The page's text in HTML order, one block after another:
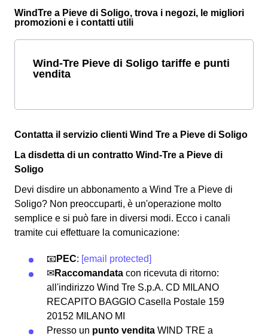
WindTre a Pieve di Soligo, trova i negozi, le migliori
promozioni e i contatti utili
Wind-Tre Pieve di Soligo tariffe e punti
vendita
Contatta il servizio clienti Wind Tre a Pieve di Soligo
La disdetta di un contratto Wind-Tre a Pieve di
Soligo
Devi disdire un abbonamento a Wind Tre a Pieve di
Soligo? Non preoccuparti, è un'operazione molto
semplice e si può fare in diversi modi. Ecco i canali
tramite cui effettuare la comunicazione:
📧 PEC: [email protected]
✉Raccomandata con ricevuta di ritorno:
all'indirizzo Wind Tre S.p.A. CD MILANO
RECAPITO BAGGIO Casella Postale 159
20152 MILANO MI
Presso un punto vendita WIND TRE a